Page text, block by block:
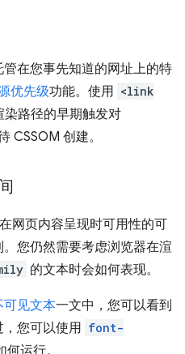
在您事先知道的网址上的特
优先级功能。使用 <link
染路径的早期触发对
CSSOM 创建。
网页内容呈现时可用性的可
您仍然需要考虑浏览器在渲
的文本时会如何表现。
可见文本一文中，您可以看到
您可以使用 font-
运行。